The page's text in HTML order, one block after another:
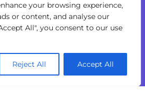
your browsing experience,
or content, and analyse our
All", you consent to our use
Reject All Accept All
Privacidad
Términos y
Condiciones